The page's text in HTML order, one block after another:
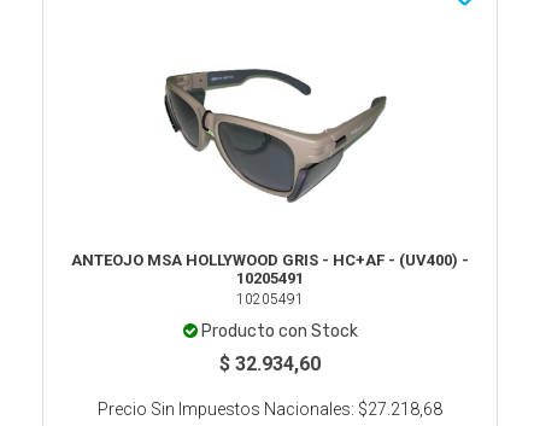
ANTEOJO MSA HOLLYWOOD GRIS - HC+AF - (UV400) -
10205491
10205491
Producto con Stock
$ 32.934,60
Precio Sin Impuestos Nacionales: $27.218,68